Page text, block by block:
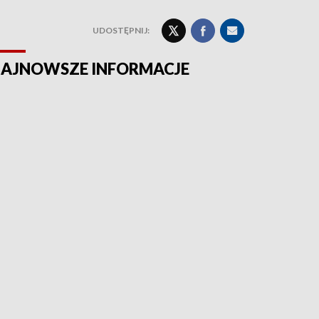
UDOSTĘPNIJ:
INFORMACJE